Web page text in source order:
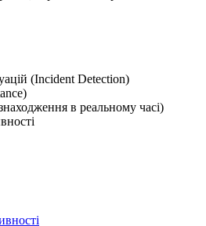
(Incident Detection)
в реальному часі)